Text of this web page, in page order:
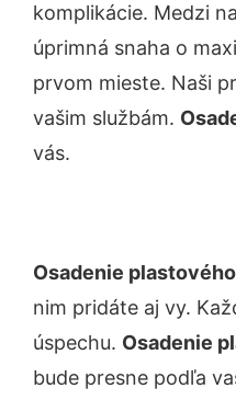
komplikácie. Medzi
úprimná snaha o
prvom mieste. Naši
vašim službám.
vás.
Osadenie
nim pridáte aj vy.
úspechu. Osadenie
bude presne podľa